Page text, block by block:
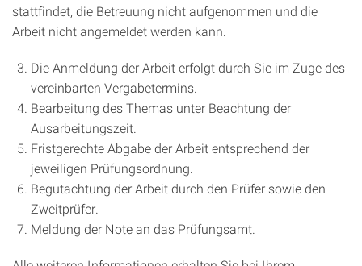
stattfindet, die Betreuung nicht aufgenommen und die
Arbeit nicht angemeldet werden kann.
Die Anmeldung der Arbeit erfolgt durch Sie im Zuge des
vereinbarten Vergabetermins.
Bearbeitung des Themas unter Beachtung der
Ausarbeitungszeit.
Fristgerechte Abgabe der Arbeit entsprechend der
jeweiligen Prüfungsordnung.
Begutachtung der Arbeit durch den Prüfer sowie den
Zweitprüfer.
Meldung der Note an das Prüfungsamt.